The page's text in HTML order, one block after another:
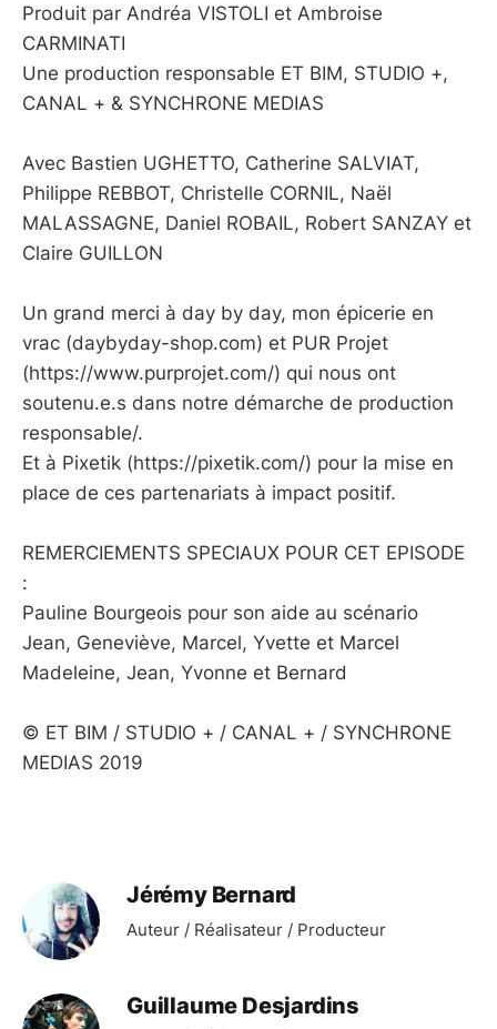
Produit par Andréa VISTOLI et Ambroise
CARMINATI
Une production responsable ET BIM, STUDIO +,
CANAL + & SYNCHRONE MEDIAS
Avec Bastien UGHETTO, Catherine SALVIAT,
Philippe REBBOT, Christelle CORNIL, Naël
MALASSAGNE, Daniel ROBAIL, Robert SANZAY et
Claire GUILLON
Un grand merci à day by day, mon épicerie en
vrac (daybyday-shop.com) et PUR Projet
(https://www.purprojet.com/) qui nous ont
soutenu.e.s dans notre démarche de production
responsable/.
Et à Pixetik (https://pixetik.com/) pour la mise en
place de ces partenariats à impact positif.
REMERCIEMENTS SPECIAUX POUR CET EPISODE
:
Pauline Bourgeois pour son aide au scénario
Jean, Geneviève, Marcel, Yvette et Marcel
Madeleine, Jean, Yvonne et Bernard
© ET BIM / STUDIO + / CANAL + / SYNCHRONE
MEDIAS 2019
Jérémy Bernard
Auteur / Réalisateur / Producteur
Guillaume Desjardins